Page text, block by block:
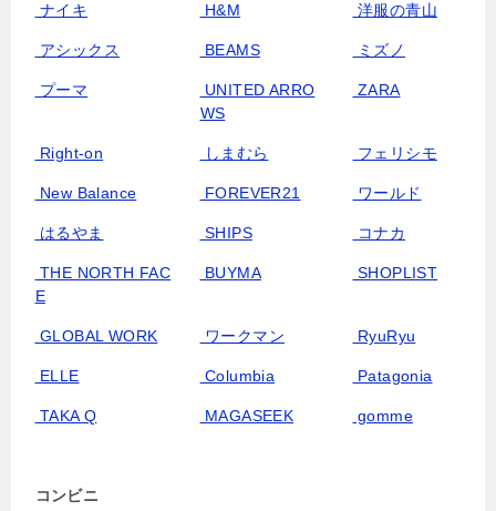
ナイキ H&M 洋服の青山
アシックス BEAMS ミズノ
プーマ
UNITED ARRO
WS
ZARA
Right-on しまむら フェリシモ
New Balance FOREVER21 ワールド
はるやま SHIPS コナカ
THE NORTH FAC
E
BUYMA SHOPLIST
GLOBAL WORK ワークマン RyuRyu
ELLE Columbia Patagonia
TAKA Q MAGASEEK gomme
コンビニ